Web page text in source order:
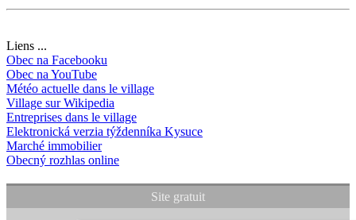
Liens ...
Obec na Facebooku
Obec na YouTube
Météo actuelle dans le village
Village sur Wikipedia
Entreprises dans le village
Elektronická verzia týždenníka Kysuce
Marché immobilier
Obecný rozhlas online
Site gratuit